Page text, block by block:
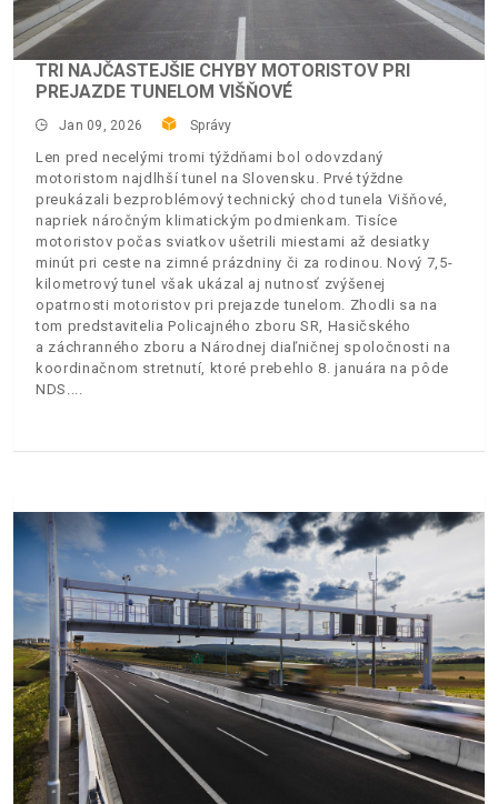
TRI NAJČASTEJŠIE CHYBY MOTORISTOV PRI
PREJAZDE TUNELOM VIŠŇOVÉ
Jan 09, 2026 Správy
Len pred necelými tromi týždňami bol odovzdaný
motoristom najdlhší tunel na Slovensku. Prvé týždne
preukázali bezproblémový technický chod tunela Višňové,
napriek náročným klimatickým podmienkam. Tisíce
motoristov počas sviatkov ušetrili miestami až desiatky
minút pri ceste na zimné prázdniny či za rodinou. Nový 7,5-
kilometrový tunel však ukázal aj nutnosť zvýšenej
opatrnosti motoristov pri prejazde tunelom. Zhodli sa na
tom predstavitelia Policajného zboru SR, Hasičského
a záchranného zboru a Národnej diaľničnej spoločnosti na
koordinačnom stretnutí, ktoré prebehlo 8. januára na pôde
NDS.